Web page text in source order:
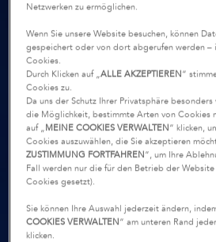
Netzwerken zu ermöglichen.
Wenn Sie unsere Website besuchen, können
gespeichert oder von dort abgerufen werden –
Cookies.
Durch Klicken auf „ALLE AKZEPTIEREN“
Cookies zu.
Da uns der Schutz Ihrer Privatsphäre
die Möglichkeit, bestimmte Arten von Cookies
auf „MEINE COOKIES VERWALTEN“ klicken,
Cookies auszuwählen, die Sie akzeptieren
ZUSTIMMUNG FORTFAHREN“, um Ihre
Fall werden nur die für den Betrieb der
Cookies gesetzt).
Sie können Ihre Auswahl jederzeit ändern,
COOKIES VERWALTEN“ am unteren Rand
klicken.